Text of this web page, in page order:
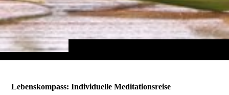
Lebenskompass: Individuelle Meditationsreise